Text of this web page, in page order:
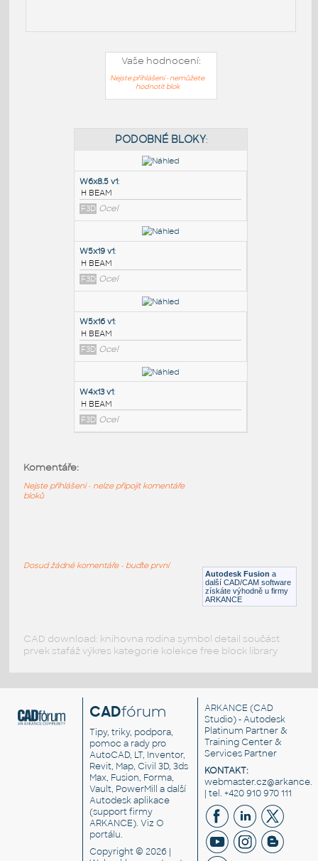
Vaše hodnocení:
Nejste přihlášeni - nemůžete
hodnotit blok
PODOBNÉ BLOKY
W6x8.5 v1
F3D Ocel
H BEAM
F3D
F3D Ocel
F3D Ocel
Autodesk Fusion a
další CAD/CAM software
získáte výhodně u firmy
ARKANCE
Komentáře:
Nejste přihlášeni - nelze připojit komentáře
bloků
Dosud žádné komentáře - buďte první
CAD download: knihovna rodina symbol detail součást
prvek stafáž výkres kategorie kolekce free block library
CADfórum
Tipy, triky, podpora,
pomoc a rady pro
AutoCAD, LT, Inventor,
Revit, Map, Civil 3D, 3ds
Max, Fusion, Forma,
Vault, PowerMill a další
Autodesk aplikace
(support firmy
ARKANCE). VizO
portálu.
Copyright © 2026 |
ARKANCE (CAD
Studio) - Autodesk
Platinum Partner &
Training Center &
Services Partner
KONTAKT:
| tel. +420 910 970 111